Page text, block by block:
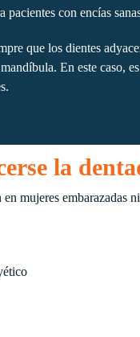
con encías
que los dientes
En este caso,
la
mujeres embarazadas